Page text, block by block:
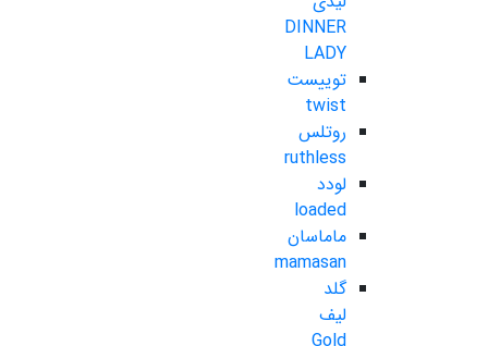
DINNER
LADY
توییست
twist
روتلس
ruthless
لودد
loaded
ماماسان
mamasan
گلد
لیف